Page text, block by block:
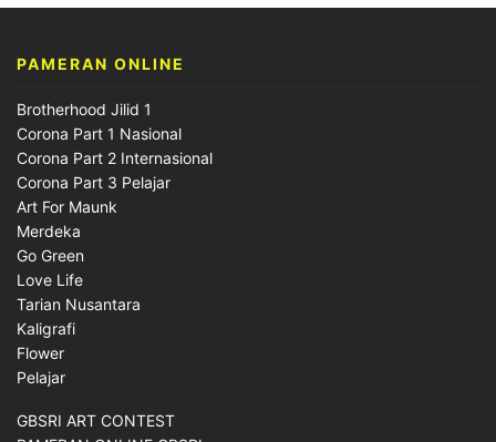
PAMERAN ONLINE
Brotherhood Jilid 1
Corona Part 1 Nasional
Corona Part 2 Internasional
Corona Part 3 Pelajar
Art For Maunk
Merdeka
Go Green
Love Life
Tarian Nusantara
Kaligrafi
Flower
Pelajar
GBSRI ART CONTEST